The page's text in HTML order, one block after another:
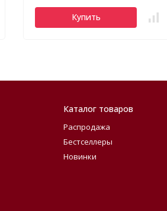
Купить
Каталог товаров
Распродажа
Бестселлеры
Новинки